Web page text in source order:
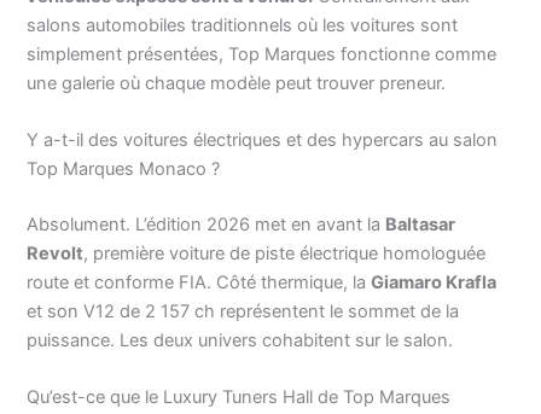
salons automobiles traditionnels où les voitures sont
simplement présentées, Top Marques fonctionne comme
une galerie où chaque modèle peut trouver preneur.
Y a-t-il des voitures électriques et des hypercars au salon
Top Marques Monaco ?
Absolument. L’édition 2026 met en avant la Baltasar
Revolt, première voiture de piste électrique homologuée
route et conforme FIA. Côté thermique, laGiamaro Krafla
et son V12 de 2 157 ch représentent le sommet de la
puissance. Les deux univers cohabitent sur le salon.
Qu’est-ce que le Luxury Tuners Hall de Top Marques